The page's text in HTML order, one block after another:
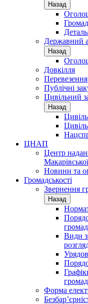
Назад
Державний
Назад
Довкілля
Перевезення
Публічні
Цивільний
Назад
ЦНАП
Центр
Новини та
Громадськості
Звернення
Назад
Види
Форма